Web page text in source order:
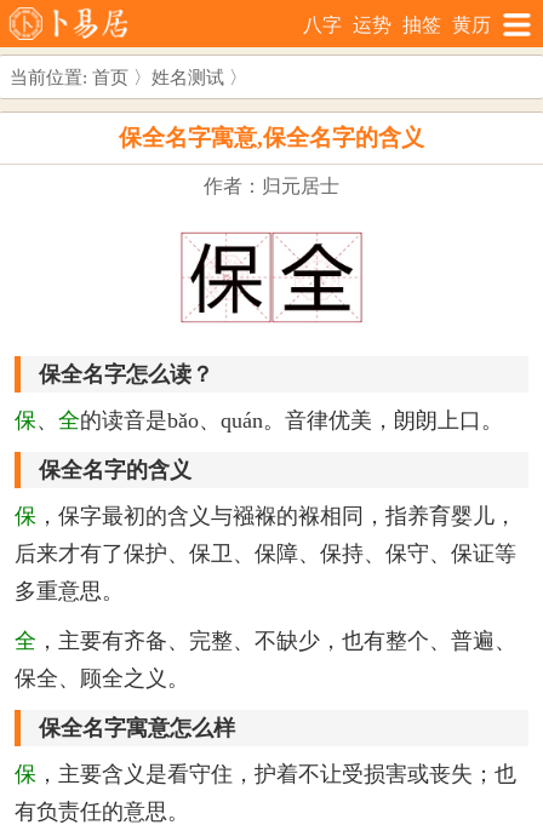
八字 运势 抽签 黄历
当前位置: 首页 〉 姓名测试 〉
保全名字寓意,保全名字的含义
作者：归元居士
保全名字怎么读？
保、 全的读音是bǎo、quán。音律优美，朗朗上口。
保全名字的含义
保 ，保字最初的含义与襁褓的褓相同，指养育婴儿，
后来才有了保护、保卫、保障、保持、保守、保证等
多重意思。
全 ，主要有齐备、完整、不缺少，也有整个、普遍、
保全、顾全之义。
保全名字寓意怎么样
保 ，主要含义是看守住，护着不让受损害或丧失；也
有负责任的意思。